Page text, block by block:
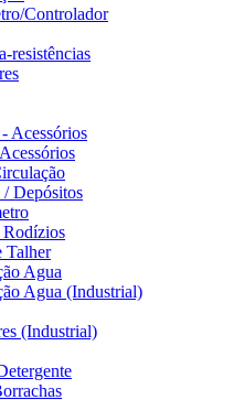
Controlador
resistências
Acessórios
/ Depósitos
Talher
Agua
Agua (Industrial)
(Industrial)